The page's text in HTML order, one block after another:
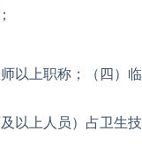
以上职称；（四）临
以上人员）占卫生技